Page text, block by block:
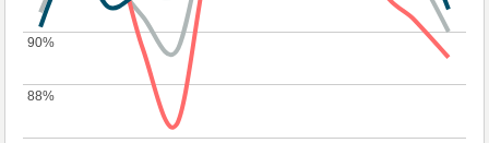
88%
88%
90%
90%